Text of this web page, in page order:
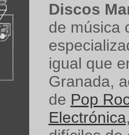
Discos
de música
igual que
Granada,
de Pop
Electrónica